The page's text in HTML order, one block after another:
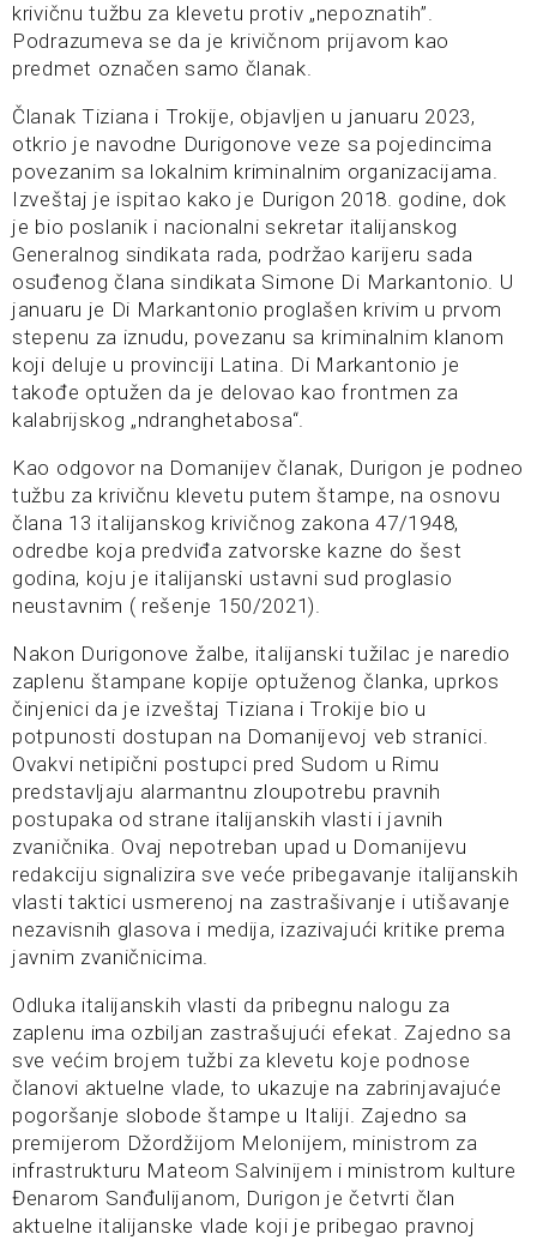
krivičnu tužbu za klevetu protiv „nepoznatih”.
Podrazumeva se da je krivičnom prijavom kao
predmet označen samo članak.
Članak Tiziana i Trokije, objavljen u januaru 2023,
otkrio je navodne Durigonove veze sa pojedincima
povezanim sa lokalnim kriminalnim organizacijama.
Izveštaj je ispitao kako je Durigon 2018. godine, dok
je bio poslanik i nacionalni sekretar italijanskog
Generalnog sindikata rada, podržao karijeru sada
osuđenog člana sindikata Simone Di Markantonio. U
januaru je Di Markantonio proglašen krivim u prvom
stepenu za iznudu, povezanu sa kriminalnim klanom
koji deluje u provinciji Latina. Di Markantonio je
takođe optužen da je delovao kao frontmen za
kalabrijskog „ndranghetabosa“.
Kao odgovor na Domanijev članak, Durigon je podneo
tužbu za krivičnu klevetu putem štampe, na osnovu
člana 13 italijanskog krivičnog zakona 47/1948,
odredbe koja predviđa zatvorske kazne do šest
godina, koju je italijanski ustavni sud proglasio
neustavnim ( rešenje 150/2021).
Nakon Durigonove žalbe, italijanski tužilac je naredio
zaplenu štampane kopije optuženog članka, uprkos
činjenici da je izveštaj Tiziana i Trokije bio u
potpunosti dostupan na Domanijevoj veb stranici.
Ovakvi netipični postupci pred Sudom u Rimu
predstavljaju alarmantnu zloupotrebu pravnih
postupaka od strane italijanskih vlasti i javnih
zvaničnika. Ovaj nepotreban upad u Domanijevu
redakciju signalizira sve veće pribegavanje italijanskih
vlasti taktici usmerenoj na zastrašivanje i utišavanje
nezavisnih glasova i medija, izazivajući kritike prema
javnim zvaničnicima.
Odluka italijanskih vlasti da pribegnu nalogu za
zaplenu ima ozbiljan zastrašujući efekat. Zajedno sa
sve većim brojem tužbi za klevetu koje podnose
članovi aktuelne vlade, to ukazuje na zabrinjavajuće
pogoršanje slobode štampe u Italiji. Zajedno sa
premijerom Džordžijom Melonijem, ministrom za
infrastrukturu Mateom Salvinijem i ministrom kulture
Đenarom Sanđulijanom, Durigon je četvrti član
aktuelne italijanske vlade koji je pribegao pravnoj